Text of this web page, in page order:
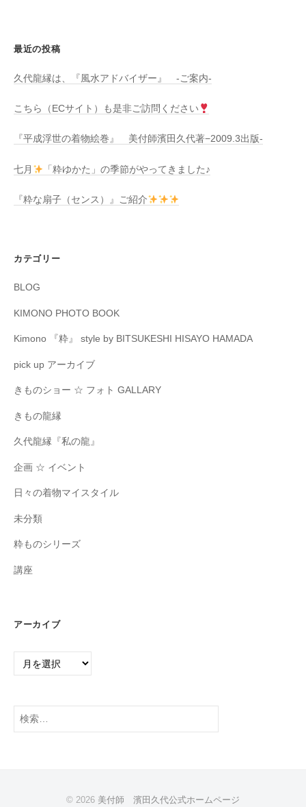
最近の投稿
久代龍縁は、『風水アドバイザー』 -ご案内-
こちら（ECサイト）も是非ご訪問ください
『平成浮世の着物絵巻』 美付師濱田久代著−2009.3出版-
七月 「粋ゆかた」の季節がやってきました♪
『粋な扇子（センス）』ご紹介
カテゴリー
BLOG
KIMONO PHOTO BOOK
Kimono 『粋』 style by BITSUKESHI HISAYO HAMADA
pick up アーカイブ
きものショー ☆ フォト GALLARY
きもの龍縁
久代龍縁『私の龍』
企画 ☆ イベント
日々の着物マイスタイル
未分類
粋ものシリーズ
講座
アーカイブ
ア
ブ
検
© 2026 美付師 濱田久代公式ホームページ